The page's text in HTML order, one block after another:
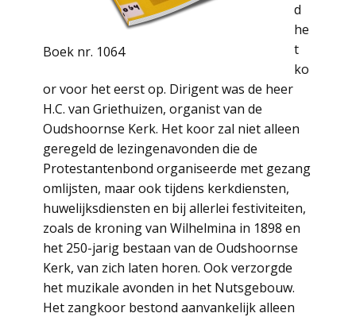
Boek nr. 1064
d
he
t
ko
or voor het eerst op. Dirigent was de heer
H.C. van Griethuizen, organist van de
Oudshoornse Kerk. Het koor zal niet alleen
geregeld de lezingenavonden die de
Protestantenbond organiseerde met gezang
omlijsten, maar ook tijdens kerkdiensten,
huwelijksdiensten en bij allerlei festiviteiten,
zoals de kroning van Wilhelmina in 1898 en
het 250-jarig bestaan van de Oudshoornse
Kerk, van zich laten horen. Ook verzorgde
het muzikale avonden in het Nutsgebouw.
Het zangkoor bestond aanvankelijk alleen